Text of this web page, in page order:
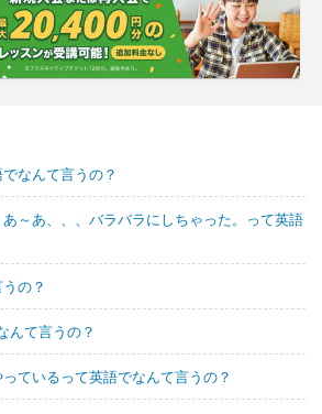
なんて言うの？
～あ、、、バラバラにしちゃった。って英語
の？
んて言うの？
ているって英語でなんて言うの？